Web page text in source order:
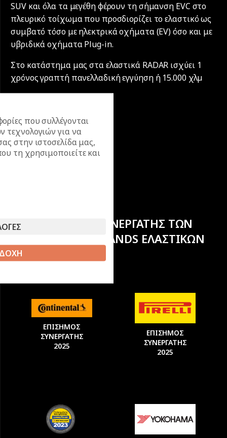
SUV και όλα τα μεγέθη φέρουν τη σήμανση EVC στο
πλευρικό τοίχωμα που προσδιορίζει το ελαστικό ως
συμβατό τόσο με ηλεκτρικά οχήματα (EV) όσο και με
υβριδικά οχήματα Plug-in.
Στο κατάστημα μας στα ελαστικά RADAR ισχύει 1
χρόνος γραπτή πανελλαδική εγγύηση ή 15.000 χλµ
ΕΠΙΣΗΜΟΣ ΣΥΝΕΡΓΑΤΗΣ ΤΩΝ
ΚΟΡΥΦΑΙΩΝ BRANDS ΕΛΑΣΤΙΚΩΝ
ΕΠΙΣΗΜΟΣ
ΣΥΝΕΡΓΑΤΗΣ
2025
ΕΠΙΣΗΜΟΣ
ΣΥΝΕΡΓΑΤΗΣ
2025
που συλλέγονται
τεχνολογιών για να
στην ιστοσελίδα μας,
τη χρησιμοποιείτε και